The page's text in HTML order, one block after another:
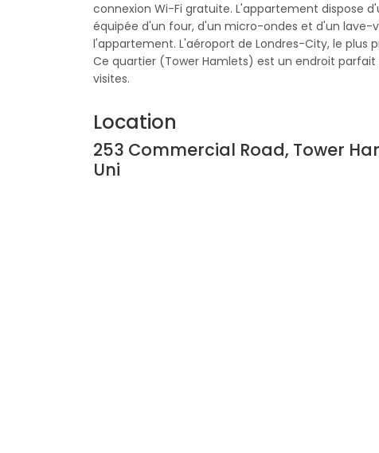
connexion Wi-Fi gratuite. L'appartement dispose
équipée d'un four, d'un micro-ondes et d'un lave-
l'appartement. L'aéroport de Londres-City, le plus
Ce quartier (Tower Hamlets) est un endroit
visites.
Location
253 Commercial Road, Tower
Uni